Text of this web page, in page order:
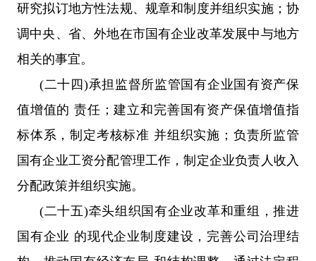
研究拟订地方性法规、规章和制度并组织实施；协
调中央、省、外地在市国有企业改革发展中与地方
相关的事宜。
(二十四)承担监督所监管国有企业国有资产保
值增值的 责任；建立和完善国有资产保值增值指
标体系，制定考核标准 并组织实施；负责所监管
国有企业工资分配管理工作，制定企业负责人收入
分配政策并组织实施。
(二十五)牵头组织国有企业改革和重组，推进
国有企业 的现代企业制度建设，完善公司治理结